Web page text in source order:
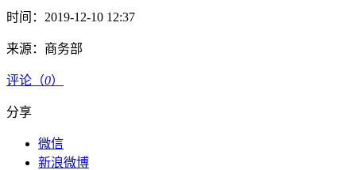
时间：2019-12-10 12:37
来源： 商务部
评论（0）
分享
微信
新浪微博